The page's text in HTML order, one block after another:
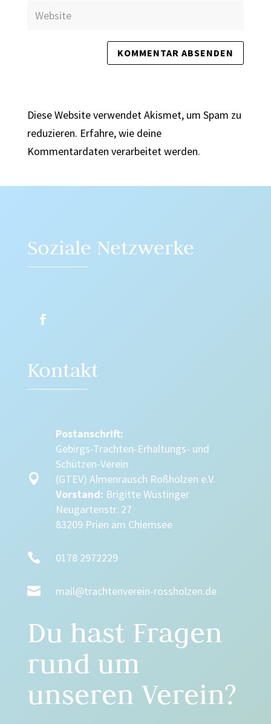
Diese Website verwendet Akismet, um Spam zu
reduzieren. Erfahre, wie deine
Kommentardaten verarbeitet werden.
Soziale Netzwerke
Kontakt

Postanschrift:
Gebirgs-Trachten-Erhaltungs- und
Schützen-Verein
(GTEV) Almenrausch Roßholzen e.V.
Vorstand: Brigitte Wüstinger
Neugartenstr. 27
83209 Prien am Chiemsee
 0178 2972229
 mail@trachtenverein-rossholzen.de
Du hast Fragen
rund um
unseren Verein?